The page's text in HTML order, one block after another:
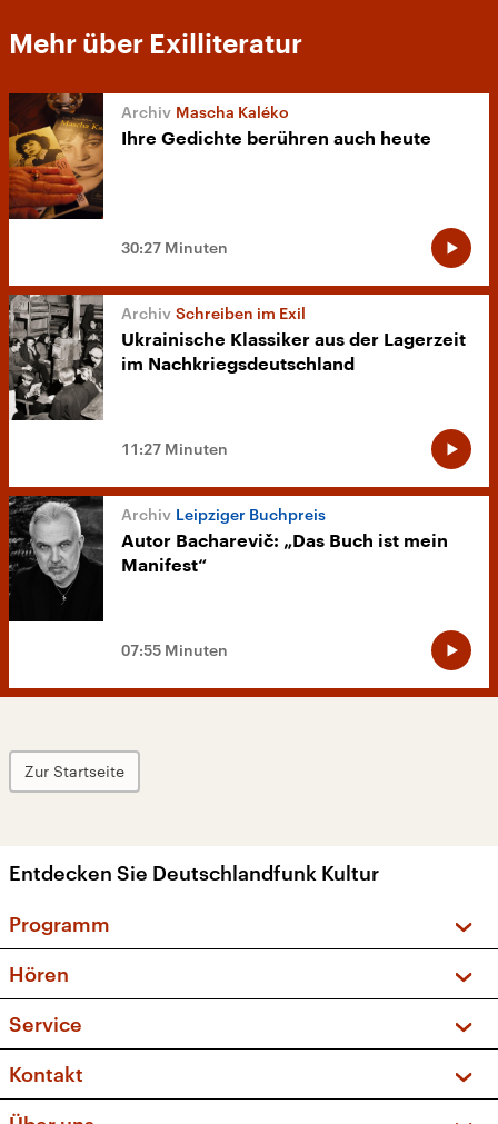
Mehr über Exilliteratur
Mascha Kaléko
Ihre Gedichte berühren auch heute
30:27 Minuten
Schreiben im Exil
Ukrainische Klassiker aus der Lagerzeit
im Nachkriegsdeutschland
11:27 Minuten
Leipziger Buchpreis
Autor Bacharevič: „Das Buch ist mein
Manifest“
07:55 Minuten
Zur Startseite
Entdecken Sie Deutschlandfunk Kultur
Programm
Sendungen und Podcasts
Musikliste
Kakadu – Das Kinderprogramm
Hören
Frequenzen (UKW + DAB+)
Service
FAQ
Apps
Kontakt